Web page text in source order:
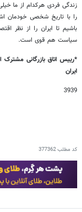
زندگی فردی هرکدام از ما
را با تاریخ شخصی خودمان
باشیم تا ایران را از نظر
سیاست هم قوی است.
*رییس اتاق بازرگانی مشترک
ایران
3939
کد مطلب377362